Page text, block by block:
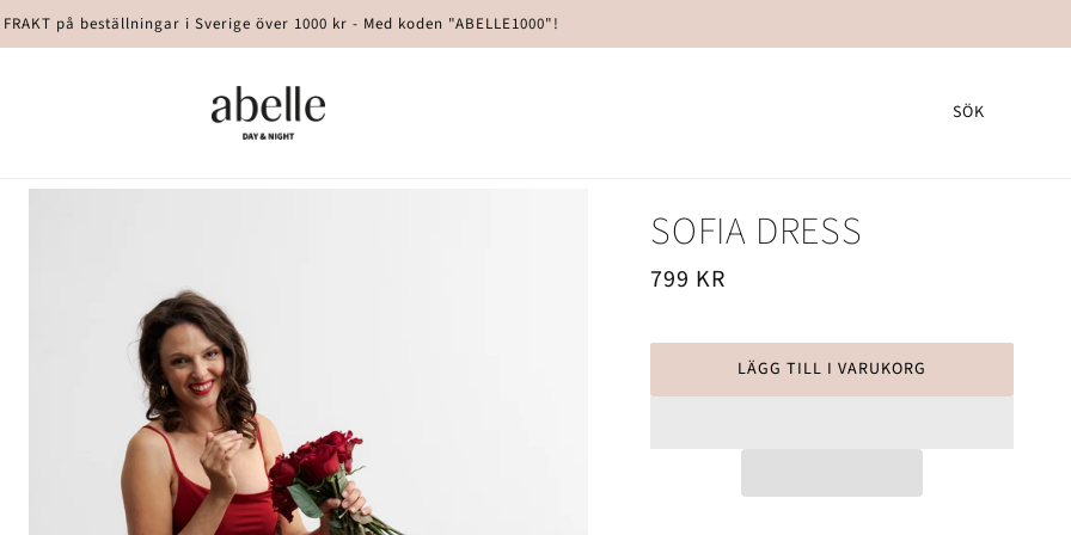
FRAKT på beställningar i Sverige över 1000 kr - Med koden "ABELLE1000"!
SÖK
SOFIA DRESS
799 KR
LÄGG TILL I VARUKORG